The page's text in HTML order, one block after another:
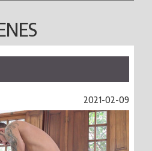
2021-02-09